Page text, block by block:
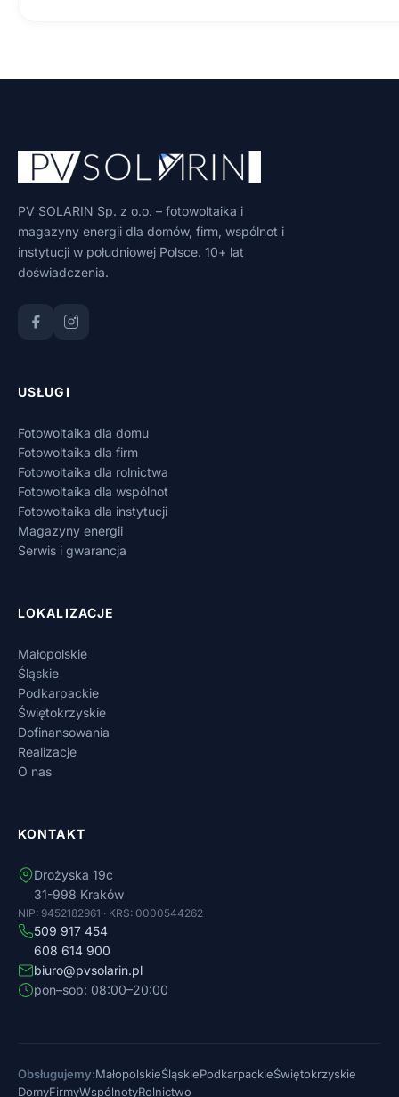
PV SOLARIN Sp. z o.o. – fotowoltaika i
magazyny energii dla domów, firm, wspólnot i
instytucji w południowej Polsce. 10+ lat
doświadczenia.
USŁUGI
Fotowoltaika dla domu
Fotowoltaika dla firm
Fotowoltaika dla rolnictwa
Fotowoltaika dla wspólnot
Fotowoltaika dla instytucji
Magazyny energii
Serwis i gwarancja
LOKALIZACJE
Małopolskie
Śląskie
Podkarpackie
Świętokrzyskie
Dofinansowania
Realizacje
O nas
KONTAKT
Drożyska 19c
31-998 Kraków
NIP: 9452182961 · KRS: 0000544262
509 917 454
608 614 900
biuro@pvsolarin.pl
pon–sob: 08:00–20:00
Obsługujemy:MałopolskieŚląskiePodkarpackieŚwiętokrzyskie
DomyFirmyWspólnotyRolnictwo